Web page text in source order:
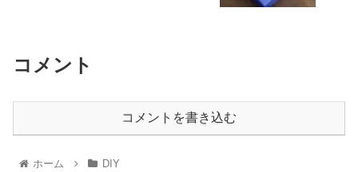
コメント
コメントを書き込む
ホーム DIY